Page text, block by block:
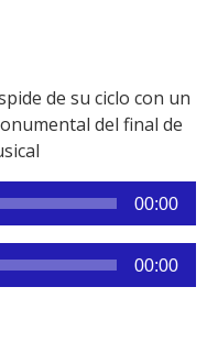
Link de su ciclo con un
del final de
00:00
00:00